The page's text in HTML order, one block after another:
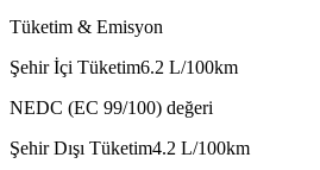
Tüketim & Emisyon
Şehir İçi Tüketim6.2 L/100km
NEDC (EC 99/100) değeri
Şehir Dışı Tüketim4.2 L/100km